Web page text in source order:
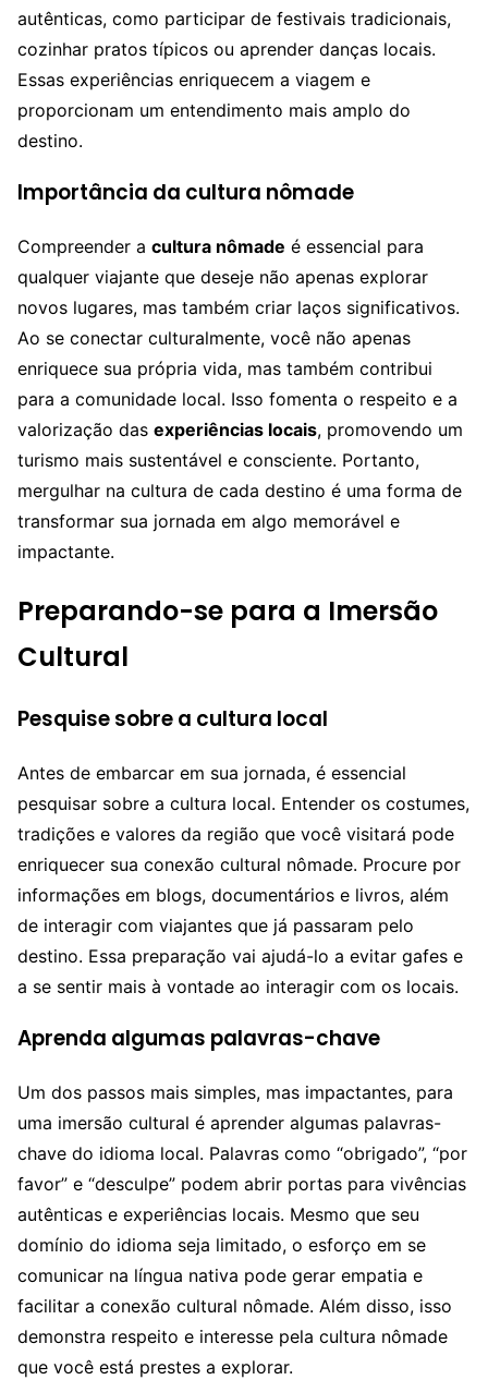
autênticas, como participar de festivais tradicionais,
cozinhar pratos típicos ou aprender danças locais.
Essas experiências enriquecem a viagem e
proporcionam um entendimento mais amplo do
destino.
Importância da cultura nômade
Compreender a cultura nômade é essencial para
qualquer viajante que deseje não apenas explorar
novos lugares, mas também criar laços significativos.
Ao se conectar culturalmente, você não apenas
enriquece sua própria vida, mas também contribui
para a comunidade local. Isso fomenta o respeito e a
valorização das experiências locais, promovendo um
turismo mais sustentável e consciente. Portanto,
mergulhar na cultura de cada destino é uma forma de
transformar sua jornada em algo memorável e
impactante.
Preparando-se para a Imersão
Cultural
Pesquise sobre a cultura local
Antes de embarcar em sua jornada, é essencial
pesquisar sobre a cultura local. Entender os costumes,
tradições e valores da região que você visitará pode
enriquecer sua conexão cultural nômade. Procure por
informações em blogs, documentários e livros, além
de interagir com viajantes que já passaram pelo
destino. Essa preparação vai ajudá-lo a evitar gafes e
a se sentir mais à vontade ao interagir com os locais.
Aprenda algumas palavras-chave
Um dos passos mais simples, mas impactantes, para
uma imersão cultural é aprender algumas palavras-
chave do idioma local. Palavras como “obrigado”, “por
favor” e “desculpe” podem abrir portas para vivências
autênticas e experiências locais. Mesmo que seu
domínio do idioma seja limitado, o esforço em se
comunicar na língua nativa pode gerar empatia e
facilitar a conexão cultural nômade. Além disso, isso
demonstra respeito e interesse pela cultura nômade
que você está prestes a explorar.